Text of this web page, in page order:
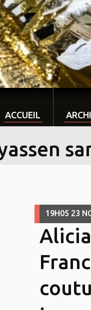
ACCUEIL
19H05 23